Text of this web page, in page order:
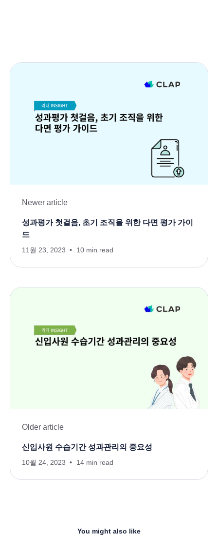
Newer article
성과평가 첫걸음, 초기 조직을 위한 다면 평가 가이
드
11월 23, 2023 10 min read
Older article
신입사원 수습기간 성과관리의 중요성
10월 24, 2023 14 min read
You might also like